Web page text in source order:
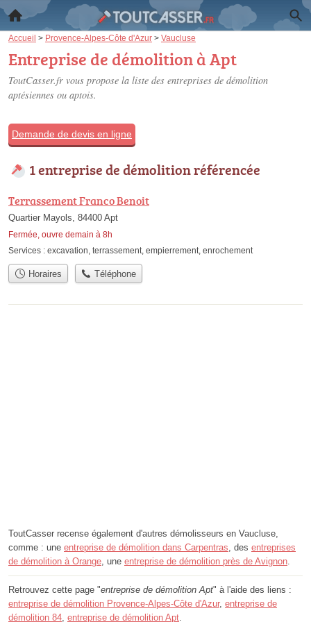
Accueil > Provence-Alpes-Côte d'Azur > Vaucluse
Entreprise de démolition à Apt
ToutCasser.fr vous propose la liste des entreprises de démolition
aptésiennes ou aptois.
Demande de devis en ligne
1 entreprise de démolition référencée
Terrassement Franco Benoit
Quartier Mayols, 84400 Apt
Fermée, ouvre demain à 8h
Services : excavation, terrassement, empierrement, enrochement
Horaires Téléphone
ToutCasser recense également d'autres démolisseurs en Vaucluse,
comme : une entreprise de démolition dans Carpentras, des entreprises
de démolition à Orange, une entreprise de démolition près de Avignon.
Retrouvez cette page "entreprise de démolition Apt" à l'aide des liens :
entreprise de démolition Provence-Alpes-Côte d'Azur, entreprise de
démolition 84, entreprise de démolition Apt.